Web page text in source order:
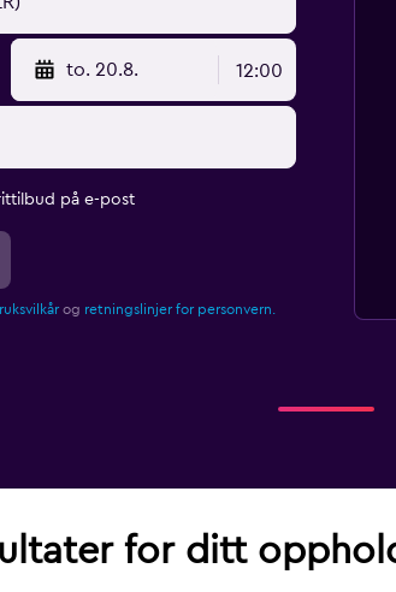
to. 20.8. 12:00
på e-post
og retningslinjer for personvern.
for ditt